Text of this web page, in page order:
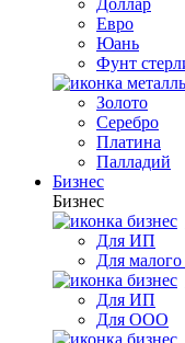
Евро
Юань
Фунт
Золото
Серебро
Платина
Палладий
Бизнес
Бизнес
Для ИП
Для малого
Для ИП
Для ООО